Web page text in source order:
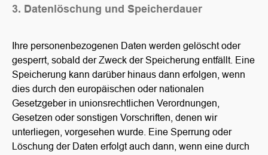
3. Datenlöschung und Speicherdauer
Ihre personenbezogenen Daten werden gelöscht oder
gesperrt, sobald der Zweck der Speicherung entfällt. Eine
Speicherung kann darüber hinaus dann erfolgen, wenn
dies durch den europäischen oder nationalen
Gesetzgeber in unionsrechtlichen Verordnungen,
Gesetzen oder sonstigen Vorschriften, denen wir
unterliegen, vorgesehen wurde. Eine Sperrung oder
Löschung der Daten erfolgt auch dann, wenn eine durch